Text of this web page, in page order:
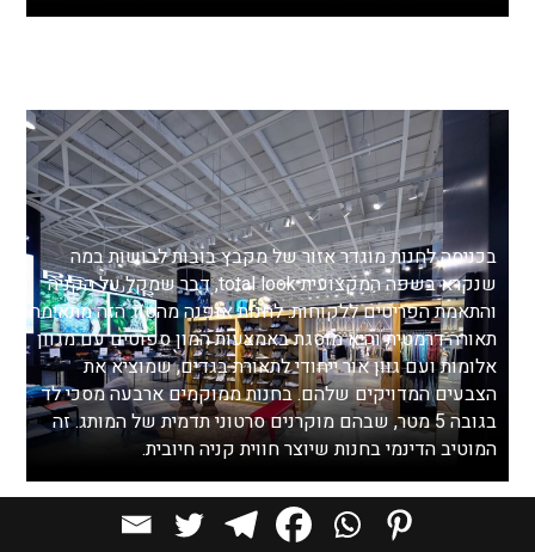
בכניסה לחנות מוגדר אזור של מקבץ בובות לבושות במה
שנקרא בשפה המקצועית total look, דבר שמקל על הקניה
והתאמת הפריטים ללקוחות. לחנות אופנה מהסוג הזה מתאימה
תאורה דרמטית והיא מוסגת באמצעות המון ספוטים עם מגוון
אלומות ועם גוון אור ייחודי לתאורת בגדים, שמוציא את
הצבעים המדויקים שלהם. בחנות ממוקמים ארבעה מסכי לד
בגובה 5 מטר, שבהם מוקרנים סרטוני תדמית של המותג. זה
המוטיב הדינמי בחנות שיוצר חווית קניה חיובית.